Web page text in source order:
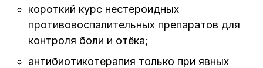
короткий курс нестероидных
противовоспалительных препаратов для
контроля боли и отёка;
антибиотикотерапия только при явных